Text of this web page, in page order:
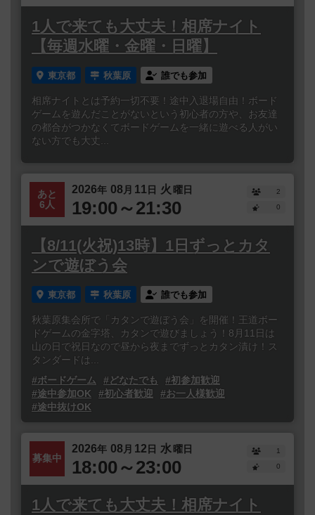
1人で来ても大丈夫！相席ナイト
【毎週水曜・金曜・日曜】
東京都 秋葉原 誰でも参加
相席ナイトとは予約一切不要！途中入退場自由！ボード
ゲームを遊んだことがないという初心者の方や、お友達
の都合がつかなくてボードゲームを一緒に遊べる人がい
ない方でも大丈...
あと
6人
2026年 08 月 11日 火 曜日
19:00～21:30
2
0
【8/11(火祝)13時】1日ずっとカタ
ンで遊ぼう会
東京都 秋葉原 誰でも参加
秋葉原集会所で「カタンで遊ぼう会」を開催！王道ボー
ドゲームの金字塔、カタンで遊びましょう！8月11日は
山の日で祝日なので昼から夜までずっとカタン漬け！ス
タンダードは...
#ボードゲーム
#どなたでも
#初参加歓迎
#途中参加OK
#初心者歓迎
#お一人様歓迎
#途中抜けOK
募集中
2026年 08 月 12日 水曜日
18:00～23:00
1
0
1人で来ても大丈夫！相席ナイト